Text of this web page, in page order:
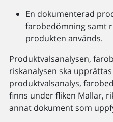
En dokumenterad
farobedömning samt
produkten används.
Produktvalsanalysen,
riskanalysen ska
produktvalsanalys,
finns under fliken Mallar,
annat dokument som